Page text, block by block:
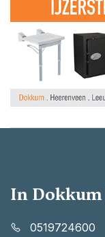
In
0519724600